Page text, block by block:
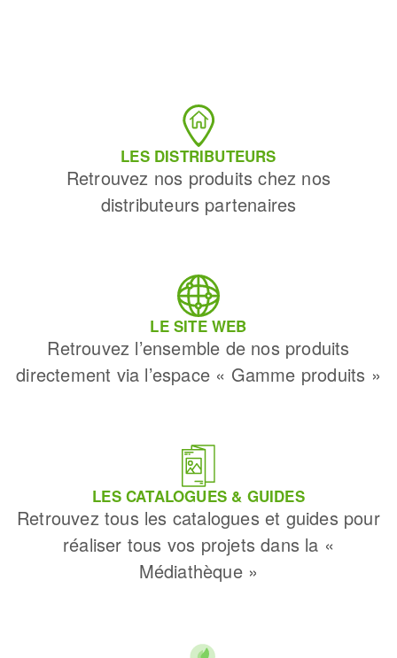
LES DISTRIBUTEURS
Retrouvez nos produits chez nos
distributeurs partenaires
LE SITE WEB
Retrouvez l’ensemble de nos produits
directement via l’espace « Gamme produits »
LES CATALOGUES & GUIDES
Retrouvez tous les catalogues et guides pour
réaliser tous vos projets dans la «
Médiathèque »